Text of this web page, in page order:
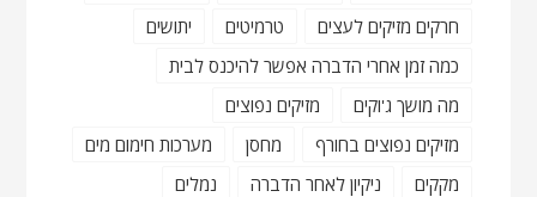
חרקים מזיקים לעצים
טרמיטים
יתושים
כמה זמן אחרי הדברה אפשר להיכנס לבית
מה מושך ג'וקים
מזיקים נפוצים
מזיקים נפוצים בחורף
מחסן
מערכות חימום מים
מקקים
ניקיון לאחר הדברה
נמלים